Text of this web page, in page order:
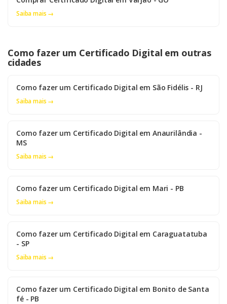
Saiba mais →
Como fazer um Certificado Digital em outras
cidades
Como fazer um Certificado Digital em São Fidélis - RJ
Saiba mais →
Como fazer um Certificado Digital em Anaurilândia -
MS
Saiba mais →
Como fazer um Certificado Digital em Mari - PB
Saiba mais →
Como fazer um Certificado Digital em Caraguatatuba
- SP
Saiba mais →
Como fazer um Certificado Digital em Bonito de Santa
fé - PB